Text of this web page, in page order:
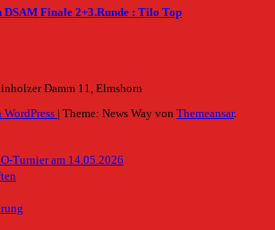
DSAM Finale 2+3.Runde : Tilo Top
Damm 11, Elmshorn
Theme: News Way von Themeansar.
Turnier am 14.05.2026